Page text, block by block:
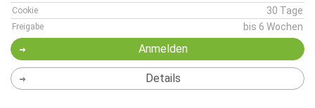
Cookie 30 Tage
Freigabe bis 6 Wochen
Anmelden
Details